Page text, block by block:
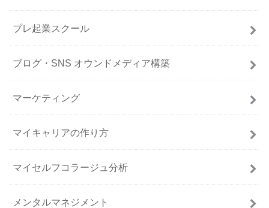
プレ起業スクール
ブログ・SNS オウンドメディア構築
マーケティング
マイキャリアの作り方
マイセルフコラージュ分析
メンタルマネジメント